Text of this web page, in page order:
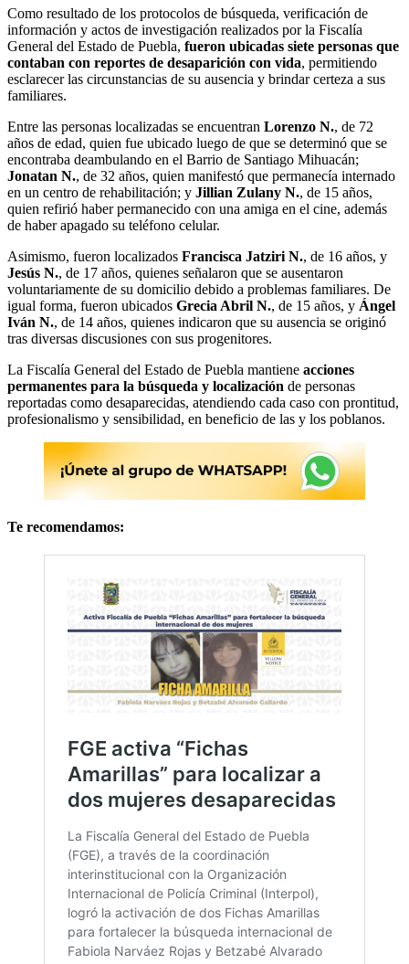
Como resultado de los protocolos de búsqueda, verificación de
información y actos de investigación realizados por la Fiscalía
General del Estado de Puebla, fueron ubicadas siete personas que
contaban con reportes de desaparición con vida, permitiendo
esclarecer las circunstancias de su ausencia y brindar certeza a sus
familiares.
Entre las personas localizadas se encuentran Lorenzo N., de 72
años de edad, quien fue ubicado luego de que se determinó que se
encontraba deambulando en el Barrio de Santiago Mihuacán;
Jonatan N., de 32 años, quien manifestó que permanecía internado
en un centro de rehabilitación; y Jillian Zulany N., de 15 años,
quien refirió haber permanecido con una amiga en el cine, además
de haber apagado su teléfono celular.
Asimismo, fueron localizados Francisca Jatziri N., de 16 años, y
Jesús N., de 17 años, quienes señalaron que se ausentaron
voluntariamente de su domicilio debido a problemas familiares. De
igual forma, fueron ubicados Grecia Abril N., de 15 años, y Ángel
Iván N., de 14 años, quienes indicaron que su ausencia se originó
tras diversas discusiones con sus progenitores.
La Fiscalía General del Estado de Puebla mantiene acciones
permanentes para la búsqueda y localización de personas
reportadas como desaparecidas, atendiendo cada caso con prontitud,
profesionalismo y sensibilidad, en beneficio de las y los poblanos.
Te recomendamos: